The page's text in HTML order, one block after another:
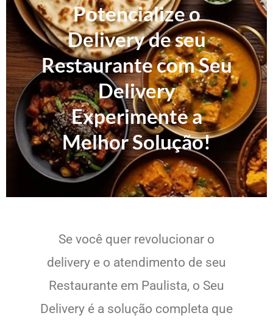
Potencialize o
Delivery de seu
Restaurante com Seu
Delivery
Experimente a
Melhor Solução!
Se você quer revolucionar o
delivery e o atendimento de seu
Restaurante em Paulista, o Seu
Delivery é a solução completa que